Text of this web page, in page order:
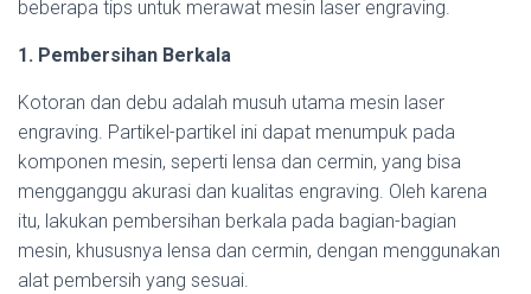
beberapa tips untuk merawat mesin laser engraving.
1. Pembersihan Berkala
Kotoran dan debu adalah musuh utama mesin laser
engraving. Partikel-partikel ini dapat menumpuk pada
komponen mesin, seperti lensa dan cermin, yang bisa
mengganggu akurasi dan kualitas engraving. Oleh karena
itu, lakukan pembersihan berkala pada bagian-bagian
mesin, khususnya lensa dan cermin, dengan menggunakan
alat pembersih yang sesuai.